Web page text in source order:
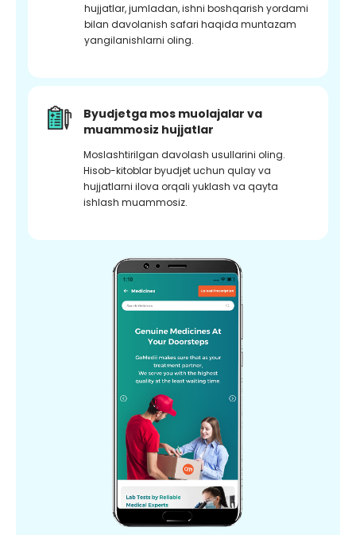
hujjatlar, jumladan, ishni boshqarish yordami
bilan davolanish safari haqida muntazam
yangilanishlarni oling.
Byudjetga mos muolajalar va
muammosiz hujjatlar
Moslashtirilgan davolash usullarini oling.
Hisob-kitoblar byudjet uchun qulay va
hujjatlarni ilova orqali yuklash va qayta
ishlash muammosiz.